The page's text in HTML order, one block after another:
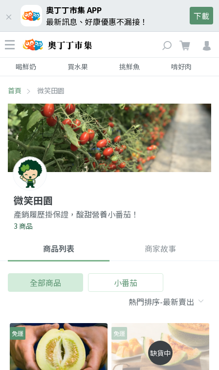
奧丁丁市集 APP
最新訊息、好康優惠不漏接！
下載
喝鮮奶 買水果 挑鮮魚 啃好肉
首頁 微笑田園
微笑田園
產銷履歷掛保證，酸甜營養小番茄！
3 商品
商品列表 商家故事
全部商品 小番茄
免運
缺貨中
免運